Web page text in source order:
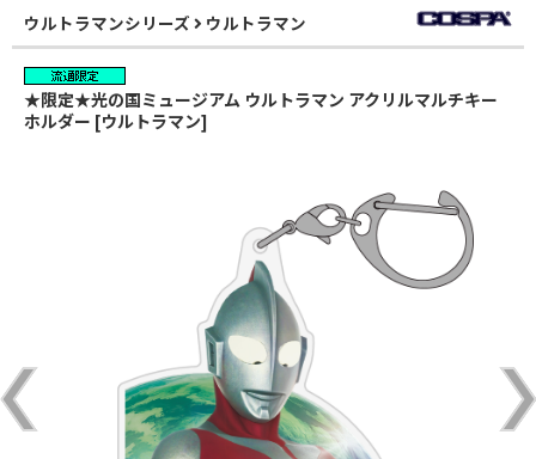
ウルトラマンシリーズ ウルトラマン
★限定★光の国ミュージアム ウルトラマン アクリルマルチキー
ホルダー [ウルトラマン]